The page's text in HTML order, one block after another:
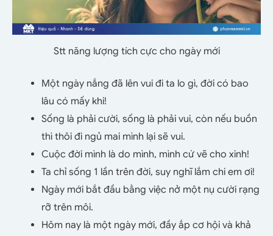
Stt năng lượng tích cực cho ngày mới
Một ngày nắng đã lên vui đi ta lo gì, đời có bao
lâu có mấy khi!
Sống là phải cười, sống là phải vui, còn nếu buồn
thì thôi đi ngủ mai mình lại sẽ vui.
Cuộc đời mình là do mình, mình cứ vẽ cho xinh!
Ta chỉ sống 1 lần trên đời, suy nghĩ lắm chi em ơi!
Ngày mới bắt đầu bằng việc nở một nụ cười rạng
rỡ trên môi.
Hôm nay là một ngày mới, đầy ắp cơ hội và khả